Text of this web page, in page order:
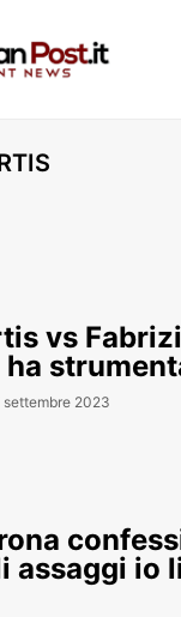
vs
ha
settembre 2023
assaggi io